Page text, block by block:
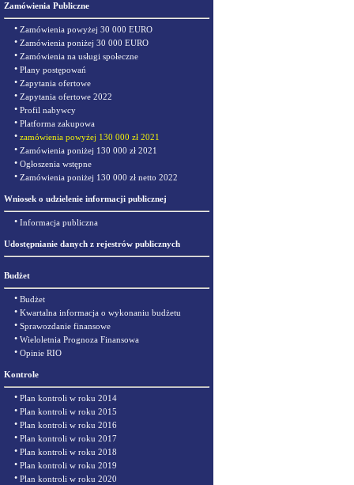
Zamówienia Publiczne
• Zamówienia powyżej 30 000 EURO
• Zamówienia poniżej 30 000 EURO
• Zamówienia na usługi społeczne
• Plany postępowań
• Zapytania ofertowe
• Zapytania ofertowe 2022
• Profil nabywcy
• Platforma zakupowa
• zamówienia powyżej 130 000 zł 2021
• Zamówienia poniżej 130 000 zł 2021
• Ogłoszenia wstępne
• Zamówienia poniżej 130 000 zł netto 2022
Wniosek o udzielenie informacji publicznej
• Informacja publiczna
Udostępnianie danych z rejestrów publicznych
Budżet
• Budżet
• Kwartalna informacja o wykonaniu budżetu
• Sprawozdanie finansowe
• Wieloletnia Prognoza Finansowa
• Opinie RIO
Kontrole
• Plan kontroli w roku 2014
• Plan kontroli w roku 2015
• Plan kontroli w roku 2016
• Plan kontroli w roku 2017
• Plan kontroli w roku 2018
• Plan kontroli w roku 2019
• Plan kontroli w roku 2020